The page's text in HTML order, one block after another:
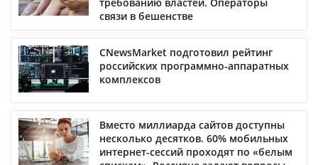
связи в бешенстве
CNewsMarket подготовил рейтинг
российских программно-аппаратных
комплексов
Вместо миллиарда сайтов доступны
несколько десятков. 60% мобильных
интернет-сессий проходят по «белым